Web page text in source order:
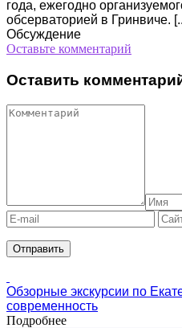
года, ежегодно
обсерваторией в Гринвиче.
Обсуждение
Оставьте комментарий
Оставить
Обзорные экскурсии по
современность
Подробнее